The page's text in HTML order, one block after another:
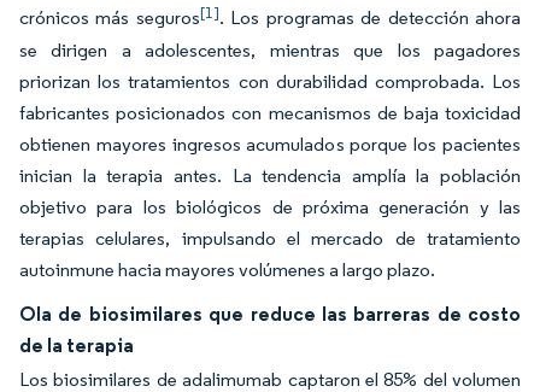
crónicos más seguros[1]. Los programas de detección ahora
se dirigen a adolescentes, mientras que los pagadores
priorizan los tratamientos con durabilidad comprobada. Los
fabricantes posicionados con mecanismos de baja toxicidad
obtienen mayores ingresos acumulados porque los pacientes
inician la terapia antes. La tendencia amplía la población
objetivo para los biológicos de próxima generación y las
terapias celulares, impulsando el mercado de tratamiento
autoinmune hacia mayores volúmenes a largo plazo.
Ola de biosimilares que reduce las barreras de costo
de la terapia
Los biosimilares de adalimumab captaron el 85% del volumen